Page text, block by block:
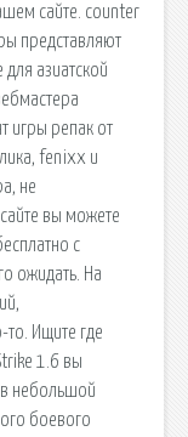
сайте. counter
представляют
азиатской
игры репак от
fenixx и
не
вы можете
с
ожидать. На
Ищите где
1.6 вы
небольшой
боевого